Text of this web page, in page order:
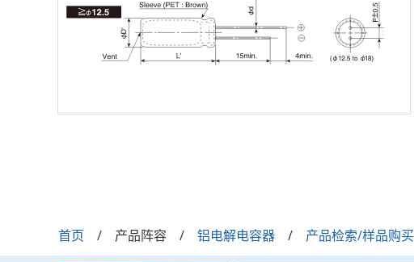
首页 产品阵容 铝电解电容器 产品检索/样品购买